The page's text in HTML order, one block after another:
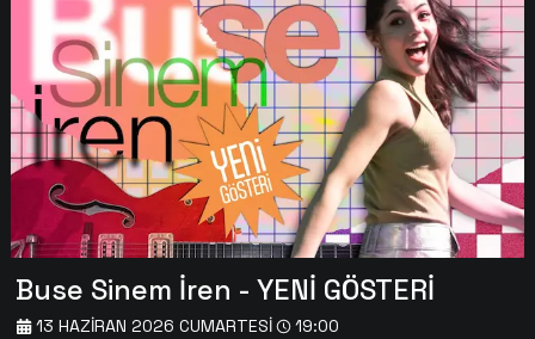
Buse Sinem İren - YENİ GÖSTERİ
13 HAZIRAN 2026 CUMARTESI 19:00